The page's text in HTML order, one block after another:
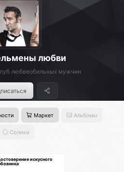
любви
любвеобильных мужчин
Маркет Альбомы
Солики
искусного